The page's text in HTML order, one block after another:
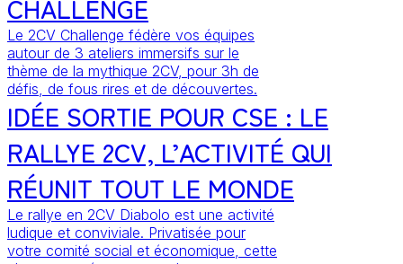
CHALLENGE
Le 2CV Challenge fédère vos équipes
autour de 3 ateliers immersifs sur le
thème de la mythique 2CV, pour 3h de
défis, de fous rires et de découvertes.
IDÉE SORTIE POUR CSE : LE
RALLYE 2CV, L’ACTIVITÉ QUI
RÉUNIT TOUT LE MONDE
Le rallye en 2CV Diabolo est une activité
ludique et conviviale. Privatisée pour
votre comité social et économique, cette